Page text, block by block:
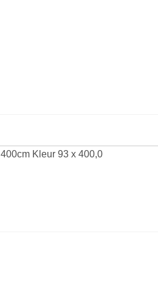
Kleur 93 x 400,0